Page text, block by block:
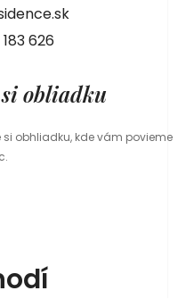
626
obliadku
obhliadku, kde vám povieme